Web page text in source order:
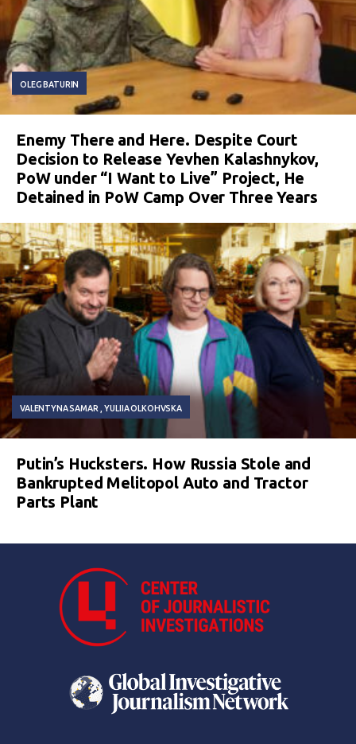
OLEG BATURIN
Enemy There and Here. Despite Court
Decision to Release Yevhen Kalashnykov,
PoW under “I Want to Live” Project, He
Detained in PoW Camp Over Three Years
VALENTYNA SAMAR YULIIA OLKOHVSKA
Putin’s Hucksters. How Russia Stole and
Bankrupted Melitopol Auto and Tractor
Parts Plant